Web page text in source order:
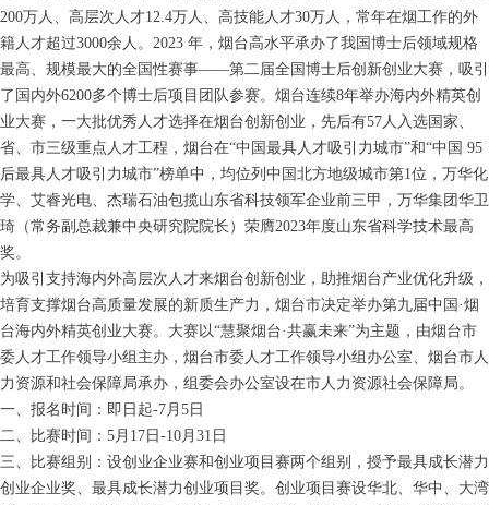
200万人、高层次人才12.4万人、高技能人才30万人，常年在烟工作的外
籍人才超过3000余人。2023 年，烟台高水平承办了我国博士后领域规格
最高、规模最大的全国性赛事——第二届全国博士后创新创业大赛，吸引
了国内外6200多个博士后项目团队参赛。烟台连续8年举办海内外精英创
业大赛，一大批优秀人才选择在烟台创新创业，先后有57人入选国家、
省、市三级重点人才工程，烟台在“中国最具人才吸引力城市”和“中国 95
后最具人才吸引力城市”榜单中，均位列中国北方地级城市第1位，万华化
学、艾睿光电、杰瑞石油包揽山东省科技领军企业前三甲，万华集团华卫
琦（常务副总裁兼中央研究院院长）荣膺2023年度山东省科学技术最高
奖。
为吸引支持海内外高层次人才来烟台创新创业，助推烟台产业优化升级，
培育支撑烟台高质量发展的新质生产力，烟台市决定举办第九届中国·烟
台海内外精英创业大赛。大赛以“慧聚烟台·共赢未来”为主题，由烟台市
委人才工作领导小组主办，烟台市委人才工作领导小组办公室、烟台市人
力资源和社会保障局承办，组委会办公室设在市人力资源社会保障局。
一、报名时间：即日起-7月5日
二、比赛时间：5月17日-10月31日
三、比赛组别：设创业企业赛和创业项目赛两个组别，授予最具成长潜力
创业企业奖、最具成长潜力创业项目奖。创业项目赛设华北、华中、大湾